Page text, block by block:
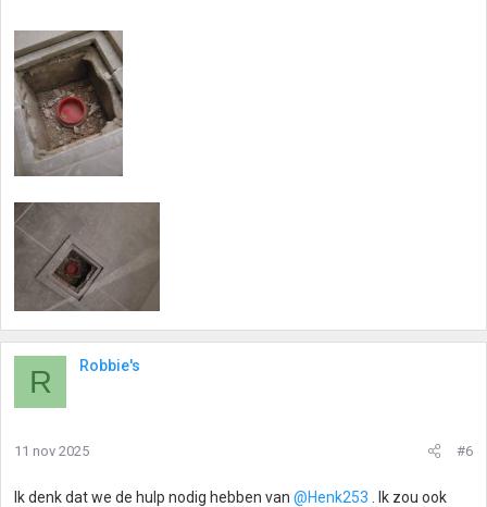
R Robbie's
11 nov 2025 #6
Ik denk dat we de hulp nodig hebben van @Henk253 . Ik zou ook